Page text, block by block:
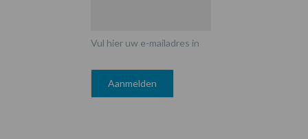
Vul hier uw e-mailadres in